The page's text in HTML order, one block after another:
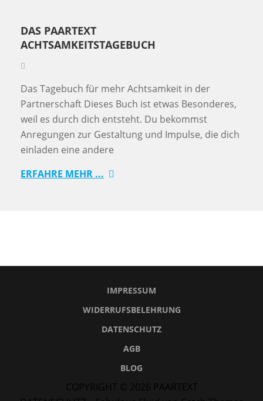
DAS PAARTEXT
ACHTSAMKEITSTAGEBUCH
Das Tagebuch für mehr Achtsamkeit in der
Partnerschaft Dieses Buch ist etwas Besonderes,
weil es durch dich entsteht. Du bekommst
Anregungen zur Gestaltung und Impulse, die dich
einladen eine andere
ERFAHRE MEHR ...
IMPRESSUM
WIDERRUFSBELEHRUNG
DATENSCHUTZ
AGB
BLOG
COPYRIGHT © 2026 PAARTEXT